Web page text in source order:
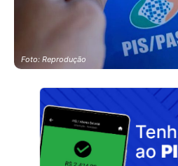
Foto: Reprodução